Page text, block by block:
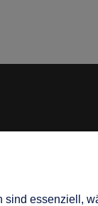
essenziell,